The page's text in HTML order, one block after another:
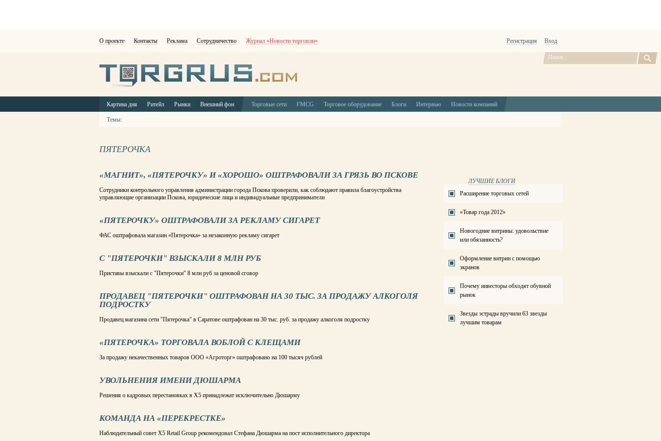
О проекте Контакты Реклама Сотрудничество Журнал «Новости торговли» Регистрация Вход
Картина дня Ритейл Рынки Внешний фон Торговые сети FMCG Торговое оборудование Блоги Интервью Новости компаний
Темы:
ПЯТЕРОЧКА
«МАГНИТ», «ПЯТЕРОЧКУ» И «ХОРОШО» ОШТРАФОВАЛИ ЗА ГРЯЗЬ ВО ПСКОВЕ
Сотрудники контрольного управления администрации города Пскова проверили, как соблюдают правила благоустройства
управляющие организации Пскова, юридические лица и индивидуальные предприниматели
«ПЯТЕРОЧКУ» ОШТРАФОВАЛИ ЗА РЕКЛАМУ СИГАРЕТ
ФАС оштрафовала магазин «Пятерочка» за незаконную рекламу сигарет
С "ПЯТЕРОЧКИ" ВЗЫСКАЛИ 8 МЛН РУБ
Приставы взыскали с "Пятерочки" 8 млн руб за ценовой сговор
ПРОДАВЕЦ "ПЯТЕРОЧКИ" ОШТРАФОВАН НА 30 ТЫС. ЗА ПРОДАЖУ АЛКОГОЛЯ
ПОДРОСТКУ
Продавец магазина сети "Пятерочка" в Саратове оштрафован на 30 тыс. руб. за продажу алкоголя подростку
«ПЯТЕРОЧКА» ТОРГОВАЛА ВОБЛОЙ С КЛЕЩАМИ
За продажу некачественных товаров ООО «Агроторг» оштрафовано на 100 тысяч рублей
УВОЛЬНЕНИЯ ИМЕНИ ДЮШАРМА
Решения о кадровых перестановках в X5 принадлежат исключительно Дюшарму
КОМАНДА НА «ПЕРЕКРЕСТКЕ»
Наблюдательный совет X5 Retail Group рекомендовал Стефана Дюшарма на пост исполнительного директора
ЛУЧШИЕ БЛОГИ
Расширение торговых сетей
«Товар года 2012»
Новогодние витрины: удовольствие
или обязанность?
Оформление витрин с помощью
экранов
Почему инвесторы обходят обувной
рынок
Звезды эстрады вручили 63 звезды
лучшим товарам